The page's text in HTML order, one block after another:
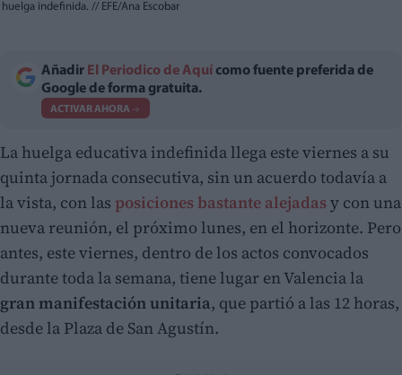
huelga indefinida. // EFE/Ana Escobar
Añadir El Periodico de Aquí como fuente preferida de
Google de forma gratuita.
ACTIVAR AHORA
La huelga educativa indefinida llega este viernes a su
quinta jornada consecutiva, sin un acuerdo todavía a
la vista, con las posiciones bastante alejadasy con una
nueva reunión, el próximo lunes, en el horizonte. Pero
antes, este viernes, dentro de los actos convocados
durante toda la semana, tiene lugar en Valencia la
gran manifestación unitaria, que partió a las 12 horas,
desde la Plaza de San Agustín.